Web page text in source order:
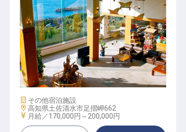
フロント / 正社員
施設業態
その他宿泊施設
勤務地
高知県土佐清水市足摺岬662
給与
月給／170,000円～ 200,000円